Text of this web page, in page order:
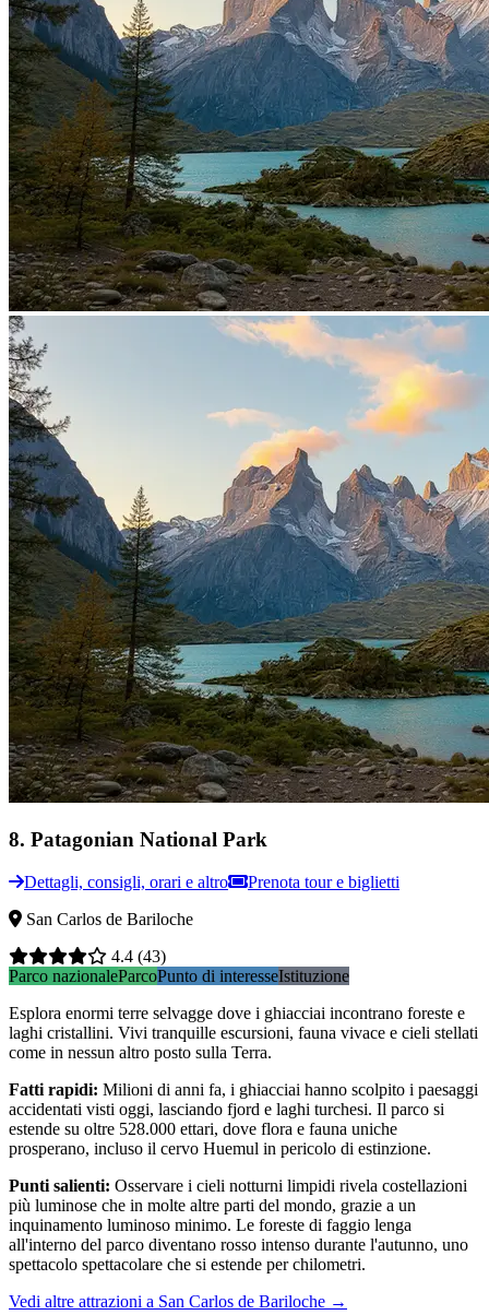
8. Patagonian National Park
Dettagli, consigli, orari e altro
Prenota tour e biglietti
San Carlos de Bariloche
4.4 (43)
Parco nazionaleParcoPunto di interesseIstituzione
Esplora enormi terre selvagge dove i ghiacciai incontrano foreste e
laghi cristallini. Vivi tranquille escursioni, fauna vivace e cieli stellati
come in nessun altro posto sulla Terra.
Fatti rapidi: Milioni di anni fa, i ghiacciai hanno scolpito i paesaggi
accidentati visti oggi, lasciando fjord e laghi turchesi. Il parco si
estende su oltre 528.000 ettari, dove flora e fauna uniche
prosperano, incluso il cervo Huemul in pericolo di estinzione.
Punti salienti: Osservare i cieli notturni limpidi rivela costellazioni
più luminose che in molte altre parti del mondo, grazie a un
inquinamento luminoso minimo. Le foreste di faggio lenga
all'interno del parco diventano rosso intenso durante l'autunno, uno
spettacolo spettacolare che si estende per chilometri.
Vedi altre attrazioni a San Carlos de Bariloche →